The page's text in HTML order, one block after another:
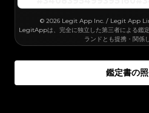
#3066123689299189
#3066123689299189
#3066123689299189
#3066123689299189
#3066123689299189
#3066123689299189
#3066123689299189
#3066123689299189
#3066123689299189
#3066123689299189
#3066123689299189
#3066123689299189
#3408395499395160
#3408395499395160
#3408395499395160
#3408395499395160
#3408395499395160
#3408395499395160
#3408395499395160
#3408395499395160
#3408395499395160
#3408395499395160
#3408395499395160
#3408395499395160
© 2026 Legit App Inc. / Legit App
LegitAppは、完全に独立した第三者による鑑
ランドとも提携・関係
鑑定書の